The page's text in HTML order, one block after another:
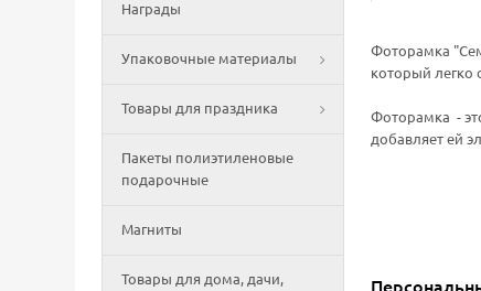
Награды
Упаковочные материалы
Товары для праздника
Пакеты полиэтиленовые
подарочные
Магниты
Товары для дома, дачи,
Фоторамка
который легко
Фоторамка -
добавляет ей